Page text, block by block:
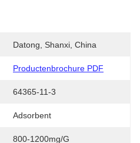
Datong, Shanxi, China
Productenbrochure PDF
64365-11-3
Adsorbent
800-1200mg/g